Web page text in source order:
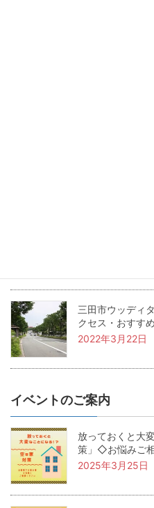
三田市ウッディ
クセス・おすす
2022年3月22日
イベントのご案内
放っておくと大
策」◇お悩みご
2025年3月25日